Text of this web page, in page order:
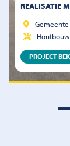
REALISATIE
Gemeente
Houtbouw
PROJECT